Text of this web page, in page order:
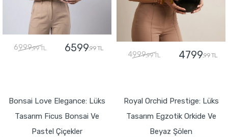
6999,99 TL 6599,99 TL
4999,99 TL 4799,99 TL
Bonsai Love Elegance: Lüks
Tasarım Ficus Bonsai Ve
Pastel Çiçekler
Royal Orchid Prestige: Lüks
Tasarım Egzotik Orkide Ve
Beyaz Şölen